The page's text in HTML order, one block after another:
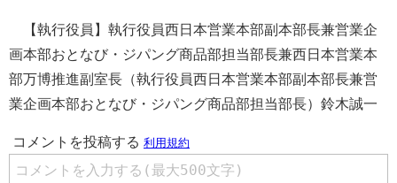
【執行役員】執行役員西日本営業本部副本部長兼営業企
画本部おとなび・ジパング商品部担当部長兼西日本営業本
部万博推進副室長（執行役員西日本営業本部副本部長兼営
業企画本部おとなび・ジパング商品部担当部長）鈴木誠一